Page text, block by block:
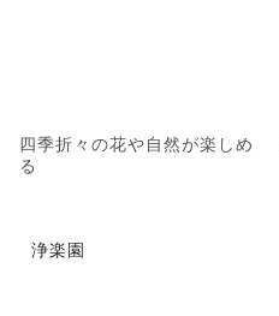
四季折々の花や自然が楽しめ
る
浄楽園